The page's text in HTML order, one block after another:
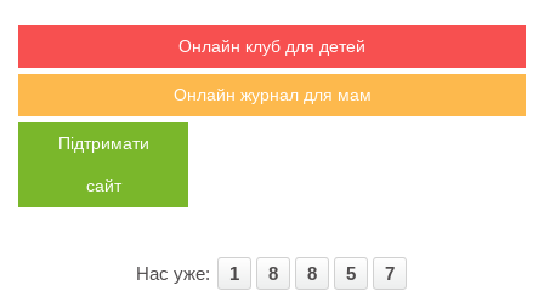
Онлайн клуб для детей
Онлайн журнал для мам
Підтримати
сайт
Нас уже: 1 8 8 5 7